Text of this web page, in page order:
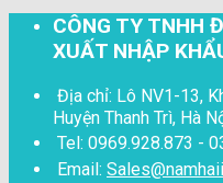
CÔNG TY TNHH
XUẤT NHẬP
Địa chỉ: Lô NV1-13,
Huyện Thanh Trì, Hà
Tel: 0969.928.873 -
Email: